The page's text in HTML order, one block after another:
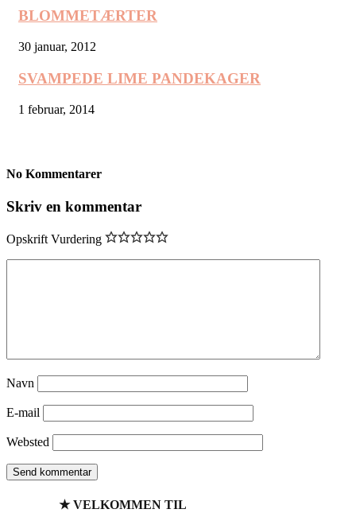
BLOMMETÆRTER
30 januar, 2012
SVAMPEDE LIME PANDEKAGER
1 februar, 2014
No Kommentarer
Skriv en kommentar
Opskrift Vurdering
Navn
E-mail
Websted
★ VELKOMMEN TIL